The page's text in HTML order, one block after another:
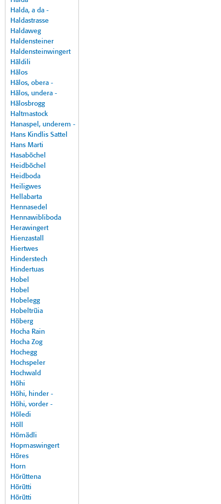
Halda, a da -
Haldastrasse
Haldaweg
Haldensteiner
Haldensteinwingert
Häldili
Hälos
Hälos, obera -
Hälos, undera -
Hälosbrogg
Haltmastock
Hanaspel, underem -
Hans Kindlis Sattel
Hans Marti
Hasaböchel
Heidböchel
Heidboda
Heiligwes
Hellabarta
Hennasedel
Hennawibliboda
Herawingert
Hienzastall
Hiertwes
Hinderstech
Hindertuas
Hobel
Hobel
Hobelegg
Hobeltrüia
Höberg
Hocha Rain
Hocha Zog
Hochegg
Hochspeler
Hochwald
Höhi
Höhi, hinder -
Höhi, vorder -
Höledi
Höll
Hömädli
Hopmaswingert
Höres
Horn
Hörüttena
Hörütti
Hörütti